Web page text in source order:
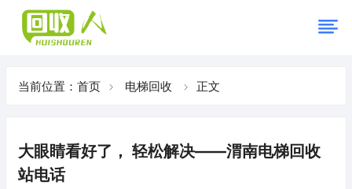
当前位置： 首页 电梯回收 正文
大眼睛看好了， 轻松解决——渭南电梯回收
站电话